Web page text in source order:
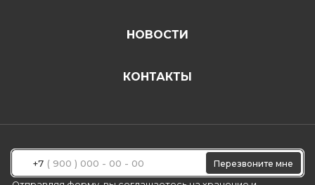
НОВОСТИ
КОНТАКТЫ
+7
Перезвоните мне